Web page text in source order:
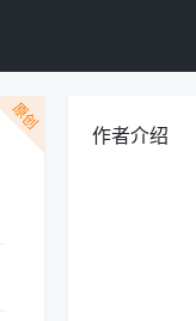
原创
作者介绍